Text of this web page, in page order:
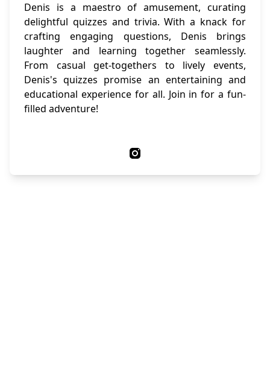
Denis is a maestro of amusement, curating
delightful quizzes and trivia. With a knack for
crafting engaging questions, Denis brings
laughter and learning together seamlessly.
From casual get-togethers to lively events,
Denis's quizzes promise an entertaining and
educational experience for all. Join in for a fun-
filled adventure!